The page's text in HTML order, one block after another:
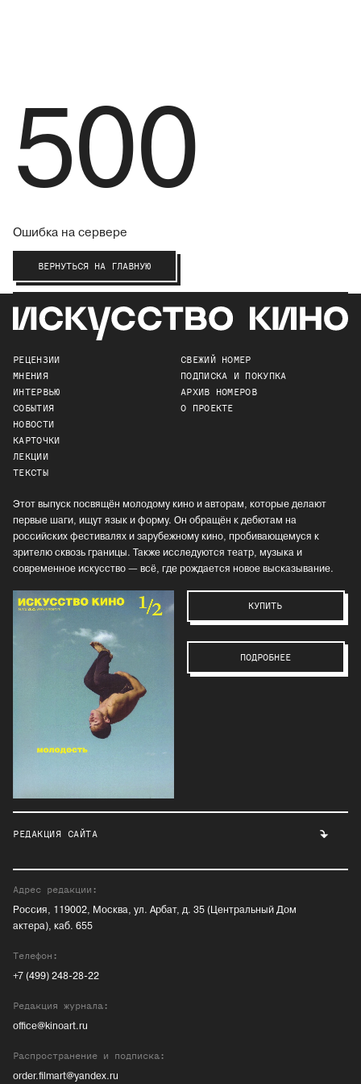
500
Ошибка на сервере
ВЕРНУТЬСЯ НА ГЛАВНУЮ
РЕЦЕНЗИИ
МНЕНИЯ
ИНТЕРВЬЮ
СОБЫТИЯ
НОВОСТИ
КАРТОЧКИ
ЛЕКЦИИ
ТЕКСТЫ
СВЕЖИЙ НОМЕР
ПОДПИСКА И ПОКУПКА
АРХИВ НОМЕРОВ
О ПРОЕКТЕ
Этот выпуск посвящён молодому кино и авторам, которые делают
первые шаги, ищут язык и форму. Он обращён к дебютам на
российских фестивалях и зарубежному кино, пробивающемуся к
зрителю сквозь границы. Также исследуются театр, музыка и
современное искусство — всё, где рождается новое высказывание.
КУПИТЬ
ПОДРОБНЕЕ
РЕДАКЦИЯ САЙТА
Адрес редакции:
Россия, 119002, Москва, ул. Арбат, д. 35 (Центральный Дом
актера), каб. 655
Телефон:
+7 (499) 248-28-22
Редакция журнала:
office@kinoart.ru
Распространение и подписка:
order.filmart@yandex.ru